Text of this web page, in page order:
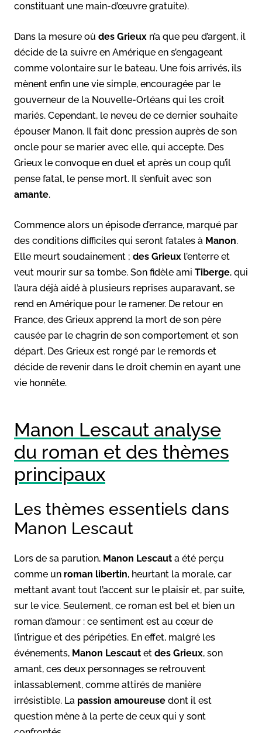
constituant une main-d’œuvre gratuite).
Dans la mesure où des Grieux n’a que peu d’argent, il
décide de la suivre en Amérique en s’engageant
comme volontaire sur le bateau. Une fois arrivés, ils
mènent enfin une vie simple, encouragée par le
gouverneur de la Nouvelle-Orléans qui les croit
mariés. Cependant, le neveu de ce dernier souhaite
épouser Manon. Il fait donc pression auprès de son
oncle pour se marier avec elle, qui accepte. Des
Grieux le convoque en duel et après un coup qu’il
pense fatal, le pense mort. Il s’enfuit avec son
amante.
Commence alors un épisode d’errance, marqué par
des conditions difficiles qui seront fatales à Manon.
Elle meurt soudainement ; des Grieux l’enterre et
veut mourir sur sa tombe. Son fidèle ami Tiberge, qui
l’aura déjà aidé à plusieurs reprises auparavant, se
rend en Amérique pour le ramener. De retour en
France, des Grieux apprend la mort de son père
causée par le chagrin de son comportement et son
départ. Des Grieux est rongé par le remords et
décide de revenir dans le droit chemin en ayant une
vie honnête.
Manon Lescaut analyse
du roman et des thèmes
principaux
Les thèmes essentiels dans
Manon Lescaut
Lors de sa parution, Manon Lescaut a été perçu
comme un roman libertin, heurtant la morale, car
mettant avant tout l’accent sur le plaisir et, par suite,
sur le vice. Seulement, ce roman est bel et bien un
roman d’amour : ce sentiment est au cœur de
l’intrigue et des péripéties. En effet, malgré les
événements, Manon Lescaut et des Grieux, son
amant, ces deux personnages se retrouvent
inlassablement, comme attirés de manière
irrésistible. La passion amoureuse dont il est
question mène à la perte de ceux qui y sont